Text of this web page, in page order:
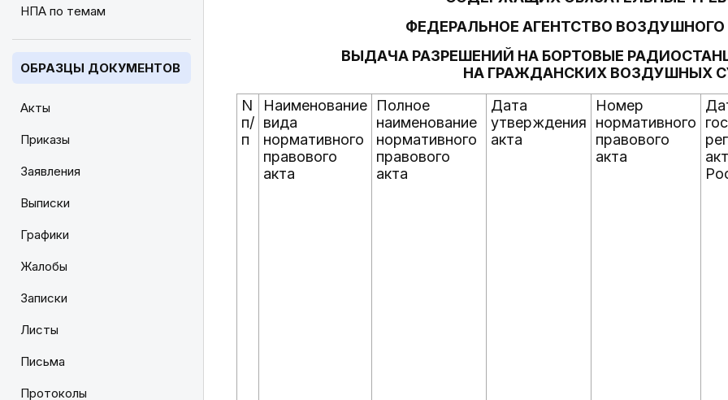
НПА по темам
ОБРАЗЦЫ ДОКУМЕНТОВ
Акты
Приказы
Заявления
Выписки
Графики
Жалобы
Записки
Листы
Письма
Протоколы
ФЕДЕРАЛЬНОЕ АГЕНТСТВО ВОЗДУШНОГО
ВЫДАЧА РАЗРЕШЕНИЙ НА БОРТОВЫЕ
НА ГРАЖДАНСКИХ ВОЗДУШНЫХ
N
п/
п
Наименование
вида
нормативного
правового
акта
Полное
наименование
нормативного
правового
акта
Дата
утверждения
акта
Номер
нормативного
правового
акта